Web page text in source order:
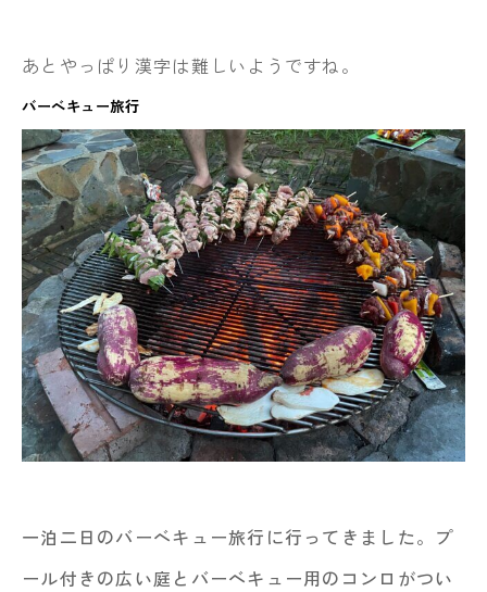
あとやっぱり漢字は難しいようですね。
バーベキュー旅行
一泊二日のバーベキュー旅行に行ってきました。プ
ール付きの広い庭とバーベキュー用のコンロがつい